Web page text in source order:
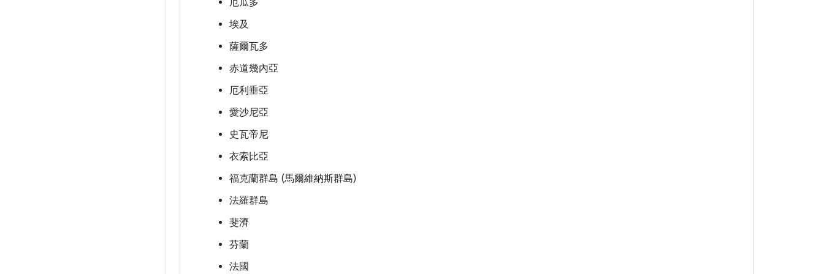
厄瓜多
埃及
薩爾瓦多
赤道幾內亞
厄利垂亞
愛沙尼亞
史瓦帝尼
衣索比亞
福克蘭群島 (馬爾維納斯群島)
法羅群島
斐濟
芬蘭
法國